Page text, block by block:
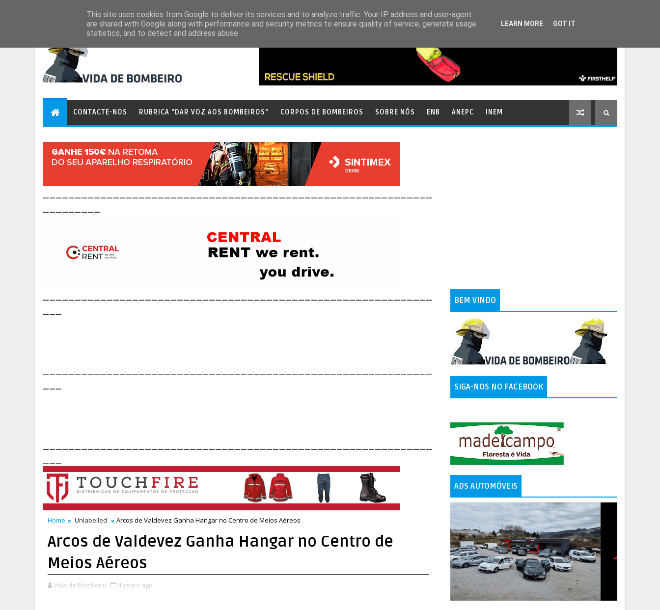
CONTACTE-NOS RUBRICA "DAR VOZ AOS BOMBEIROS" CORPOS DE BOMBEIROS SOBRE NÓS ENB ANEPC INEM
Home Unlabelled Arcos de Valdevez Ganha Hangar no Centro de Meios Aéreos
Arcos de Valdevez Ganha Hangar no Centro de
Meios Aéreos
Vida de Bombeiro 4 years ago
BEM VINDO
SIGA-NOS NO FACEBOOK
ADS AUTOMÓVEIS
This site uses cookies from Google to deliver its services and to analyze traffic. Your IP address and user-agent
are shared with Google along with performance and security metrics to ensure quality of service, generate usage
statistics, and to detect and address abuse.
LEARN MORE GOT IT